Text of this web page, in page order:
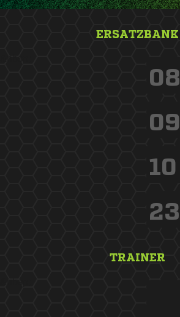
ERSATZBANK
08
09
10
23
TRAINER